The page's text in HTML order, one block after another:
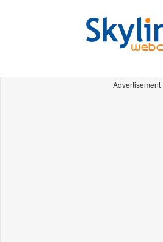
Advertisement